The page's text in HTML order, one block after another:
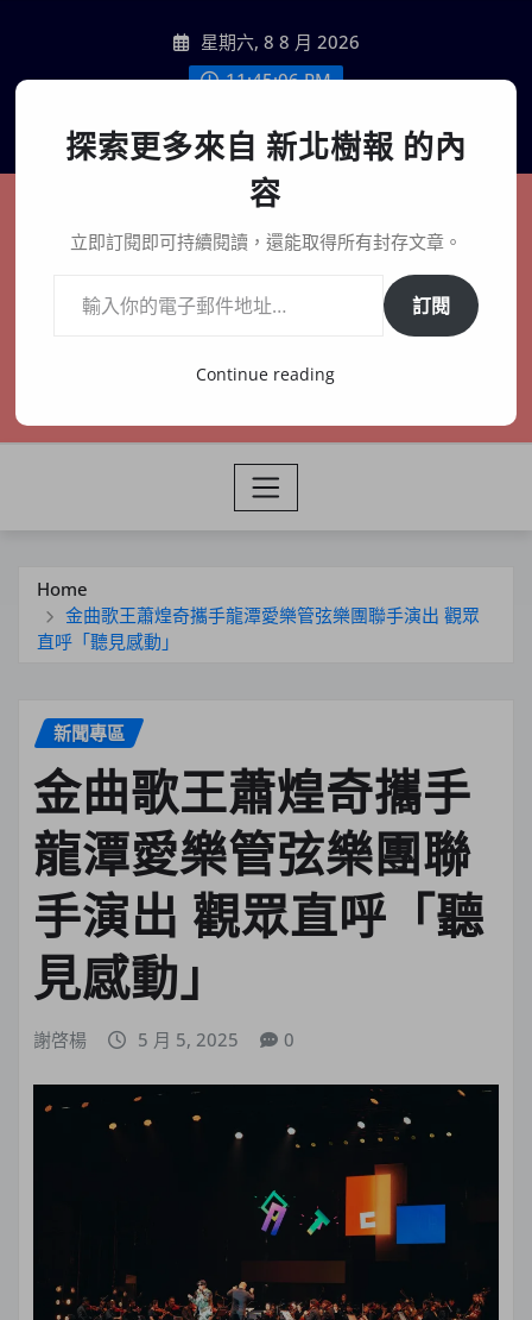
content
星期六, 8 8 月 2026
11:45:08 PM
聯絡我們
新北樹報
在地、記憶、連結、創生
Home
金曲歌王蕭煌奇攜手龍潭愛樂管弦樂團聯手演出 觀眾
直呼「聽見感動」
新聞專區
金曲歌王蕭煌奇攜手
龍潭愛樂管弦樂團聯
手演出 觀眾直呼「聽
見感動」
謝啓楊 5 月 5, 2025 0
探索更多來自 新北樹報 的內
容
立即訂閱即可持續閱讀，還能取得所有封存文章。
訂閱
Continue reading